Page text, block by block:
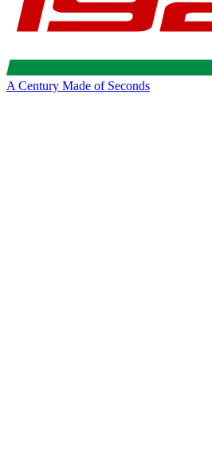
A Century Made of Seconds